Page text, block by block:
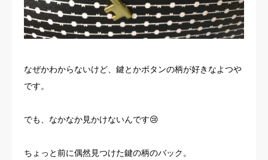
なぜかわからないけど、鍵とかボタンの柄が好きなよつや
です。
でも、なかなか見かけないんです😢
ちょっと前に偶然見つけた鍵の柄のバック。
会社概要